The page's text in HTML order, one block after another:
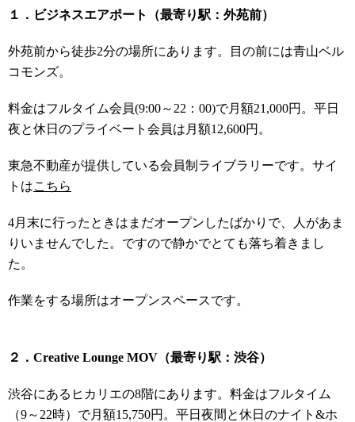
１．ビジネスエアポート（最寄り駅：外苑前）
外苑前から徒歩2分の場所にあります。目の前には青山ベル
コモンズ。
料金はフルタイム会員(9:00～22：00)で月額21,000円。平日
夜と休日のプライベート会員は月額12,600円。
東急不動産が提供している会員制ライブラリーです。サイ
トはこちら
4月末に行ったときはまだオープンしたばかりで、人があま
りいませんでした。ですので静かでとても落ち着きまし
た。
作業をする場所はオープンスペースです。
２．Creative Lounge MOV（最寄り駅：渋谷）
渋谷にあるヒカリエの8階にあります。料金はフルタイム
（9～22時）で月額15,750円。平日夜間と休日のナイト&ホ